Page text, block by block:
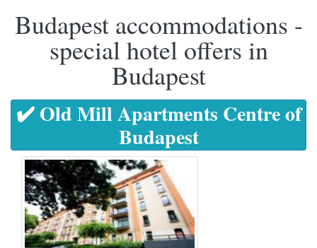
Budapest accommodations -
special hotel offers in
Budapest
✔️ Old Mill Apartments Centre of
Budapest